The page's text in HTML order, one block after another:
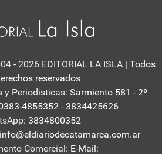
- 2026 EDITORIAL LA ISLA | Todos
reservados
y Periodisticas: Sarmiento 581 - 2º
4855352 - 3834425626
3834800352
info@eldiariodecatamarca.com.ar
Comercial: E-Mail: